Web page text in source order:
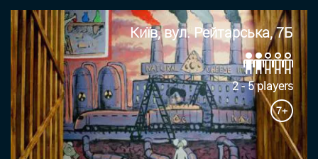
Київ, вул. Рейтарська, 7Б
2 - 5 players
7+